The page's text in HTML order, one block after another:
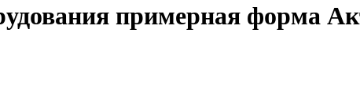
примерная форма